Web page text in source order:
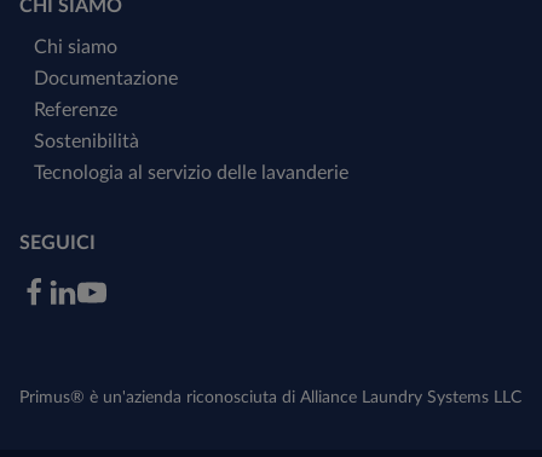
CHI SIAMO
Chi siamo
Documentazione
Referenze
Sostenibilità
Tecnologia al servizio delle lavanderie
SEGUICI
Primus® è un'azienda riconosciuta di Alliance Laundry Systems LLC